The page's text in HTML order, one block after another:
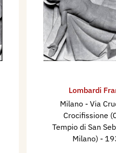
Lombardi
Milano - Via
Crocifissione
Tempio di San
Milano) -